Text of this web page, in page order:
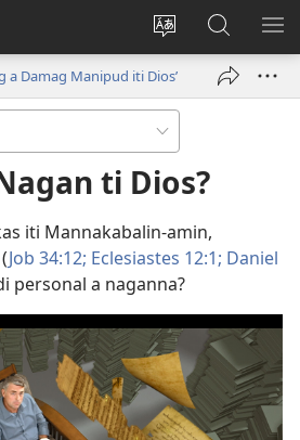
Baliwan
lengguahe
ti
site
Ag-
log
In
(manglukat
iti
a
window)
Agbirok
iti
JW.ORG
a Damag Manipud iti Dios’
ti Dios?
iti Mannakabalin-amin,
Job 34:12; Eclesiastes 12:1; Daniel
personal a naganna?